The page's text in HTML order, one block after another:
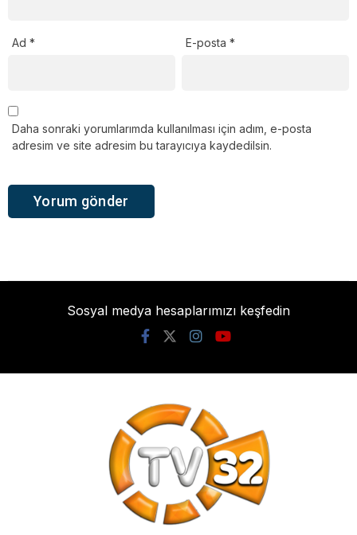
Ad * E-posta*
Daha sonraki yorumlarımda kullanılması için adım, e-posta
adresim ve site adresim bu tarayıcıya kaydedilsin.
Sosyal medya hesaplarımızı keşfedin